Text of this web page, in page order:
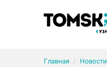
Главная Новости
Рубрики